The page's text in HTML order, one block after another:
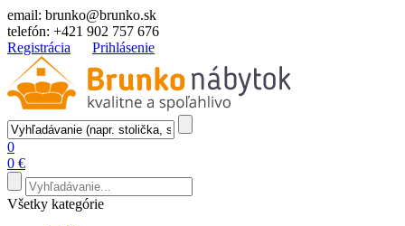
email: brunko@brunko.sk
telefón: +421 902 757 676
Registrácia
Prihlásenie
0
0 €
Všetky kategórie